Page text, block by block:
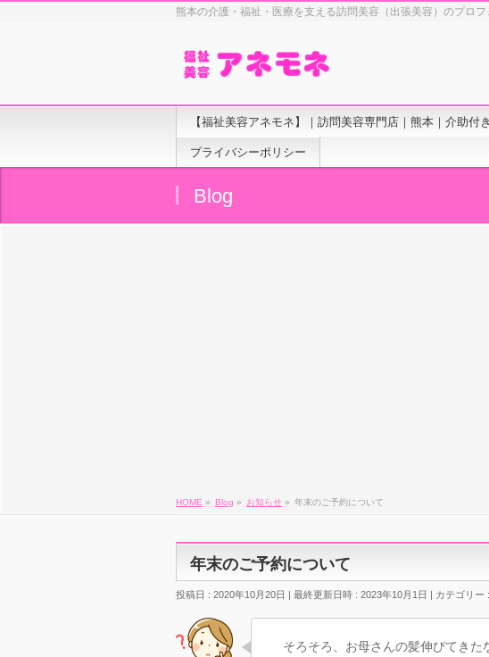
熊本の介護・福祉・医療を支える訪問美容（出張美容）のプロ
【福祉美容アネモネ】｜訪問美容専門店｜熊本｜介助付き
プライバシーポリシー
Blog
HOME » Blog » お知らせ » 年末のご予約について
年末のご予約について
投稿日 : 2020年10月20日 最終更新日時 : 2023年10月1日 カテゴリー :
そろそろ、お母さんの髪伸びてきた